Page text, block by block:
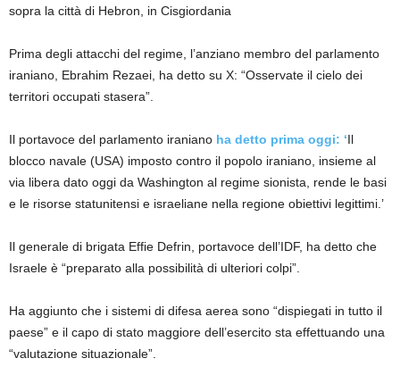
sopra la città di Hebron, in Cisgiordania
Prima degli attacchi del regime, l’anziano membro del parlamento
iraniano, Ebrahim Rezaei, ha detto su X: “Osservate il cielo dei
territori occupati stasera”.
Il portavoce del parlamento iraniano ha detto prima oggi: ‘Il
blocco navale (USA) imposto contro il popolo iraniano, insieme al
via libera dato oggi da Washington al regime sionista, rende le basi
e le risorse statunitensi e israeliane nella regione obiettivi legittimi.’
Il generale di brigata Effie Defrin, portavoce dell’IDF, ha detto che
Israele è “preparato alla possibilità di ulteriori colpi”.
Ha aggiunto che i sistemi di difesa aerea sono “dispiegati in tutto il
paese” e il capo di stato maggiore dell’esercito sta effettuando una
“valutazione situazionale”.